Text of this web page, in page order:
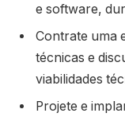
e software,
Contrate uma
técnicas e
viabilidades
Projete e